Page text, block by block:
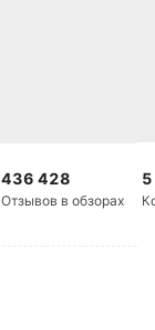
436 428
Отзывов в обзорах